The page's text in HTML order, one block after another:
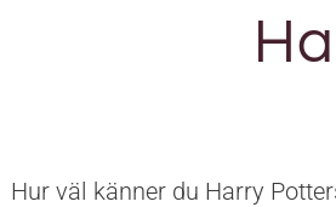
Hur väl känner du Harry